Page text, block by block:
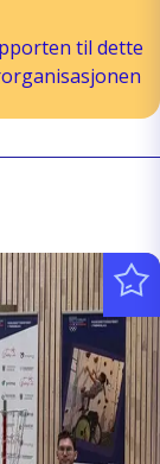
til dette